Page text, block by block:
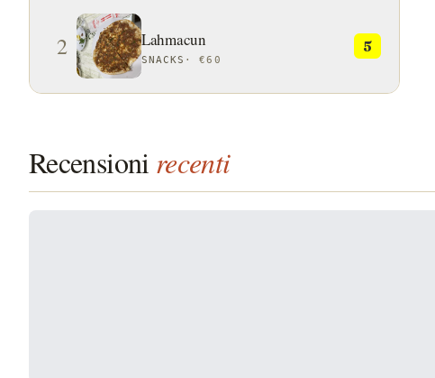
2 Lahmacun
SNACKS ·€60
5
Recensioni recenti